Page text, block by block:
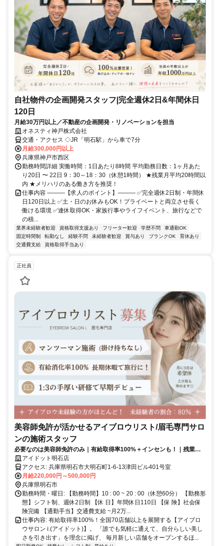
自社物件の企画開発スタッフ|完全週休2日&年間休日
120日
月給30万円以上／不動産の企画開発・リノベーションを担当
オネスティ神戸株式会社
交通・アクセス ◇JR「明石駅」から車で7分
月給300,000円以上
兵庫県神戸市西区
勤務時間詳細 実働時間：1日あたり8時間 平均勤務日数：1ヶ月あた
り20日 〜 22日 9：30～18：30（休憩1時間） ★残業月平均20時間以
内 ★メリハリのある働き方を推奨！
仕事内容 ―――【求人のポイント】――― ✅完全週休2日制・年間休
日120日以上 ✅土・日のお休みもOK！プライベートと両立させ長く
働ける環境 ✅連休取得OK・家族行事やライフイベント、旅行などで
の積...
業界未経験者歓迎 資格取得支援あり フリーター歓迎 学歴不問
車通勤OK
固定時間制
転勤なし 経験不問 未経験者歓迎 賞与あり ブランクOK
育休あり
交通費支給
資格取得手当あり
正社員
美容師免許が活かせるアイブロウリスト/眉毛専門サロ
ンの施術スタッフ
必要なのは美容師免許のみ｜有給取得率100%＋インセンも！｜残業な
し・研修中も給与支給
アイドット明石店
アクセス: 兵庫県明石市大明石町1-6-13津田ビル401号室
月給220,000円～500,000円
兵庫県明石市
勤務時間・曜日: 【勤務時間】10 : 00 ~ 20 : 00（休憩60分） 【勤務形
態】シフト制、週休2日制 【休 日】年間休日110日 【保 険】社会保
険完備 【通勤手当】交通費支給 ~月2万...
仕事内容: 有給取得率100%！全国70店舗以上を展開する【アイブロ
ウサロン i.(アイドット)】。 「誰でも気軽に通えて、自分らしい美し
さを引き出す」を理念に掲げ、 毎月新しい店舗をオープンするほ...